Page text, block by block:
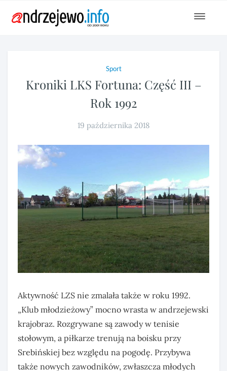
Toggle
Sport
Kroniki LKS Fortuna: Część III –
Rok 1992
19 października 2018
Aktywność LZS nie zmalała także w roku 1992.
„Klub młodzieżowy” mocno wrasta w andrzejewski
krajobraz. Rozgrywane są zawody w tenisie
stołowym, a piłkarze trenują na boisku przy
Srebińskiej bez względu na pogodę. Przybywa
także nowych zawodników, zwłaszcza młodych